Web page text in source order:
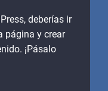
deberías ir
página y crear
¡Pásalo